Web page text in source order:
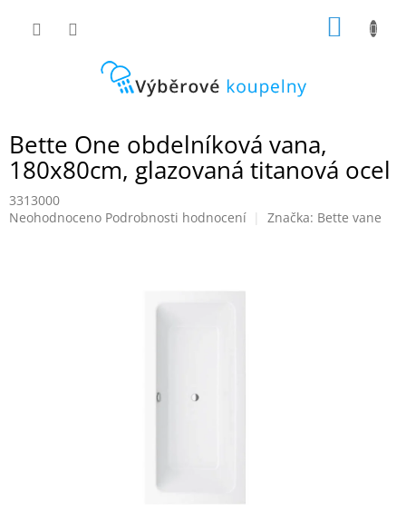
Bette One obdelníková vana,
180x80cm, glazovaná titanová ocel
3313000
Průměrné
Neohodnoceno Podrobnosti hodnocení Značka: Bette vane